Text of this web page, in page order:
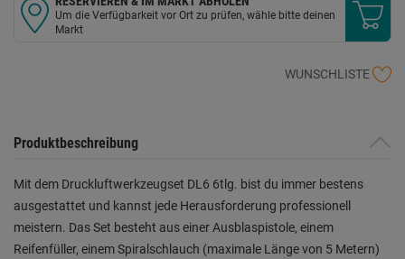
Um die Verfügbarkeit vor Ort zu prüfen, wähle bitte deinen
Markt
WUNSCHLISTE
Produktbeschreibung
Mit dem Druckluftwerkzeugset DL6 6tlg. bist du immer bestens
ausgestattet und kannst jede Herausforderung professionell
meistern. Das Set besteht aus einer Ausblaspistole, einem
Reifenfüller, einem Spiralschlauch (maximale Länge von 5 Metern)